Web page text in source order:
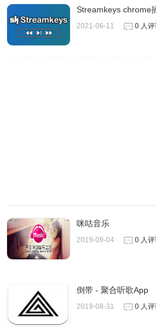
在目录一行点击“打开目录”，即可
Streamkeys chrome
2021-06-11 0 人
咪咕音乐
2019-09-04 0 人
倒带 - 聚合听歌App
2019-08-31 0 人